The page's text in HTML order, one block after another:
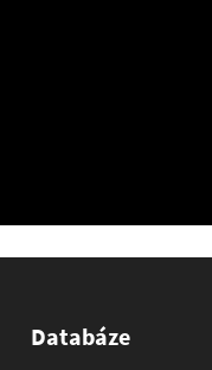
Databáze